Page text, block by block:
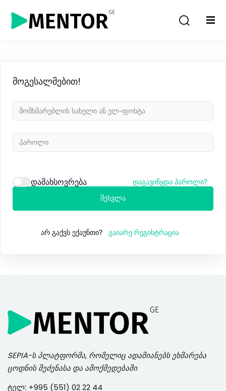
მოგესალმებით!
დამახსოვრება დაგავიწყდა პაროლი?
შესვლა
არ გაქვს ექაუნთი? გაიარე რეგისტრაცია
SEPIA-ს პლატფორმა, რომელიც ადამიანებს ეხმარება
ცოდნის შეძენასა და ამოქმედებაში
ტელ: +995 (551) 02 22 44
Sign in
Remember me